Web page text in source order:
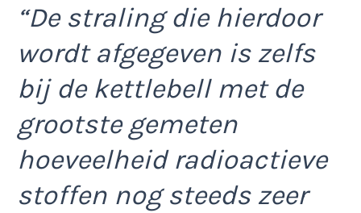
“De straling die hierdoor
wordt afgegeven is zelfs
bij de kettlebell met de
grootste gemeten
hoeveelheid radioactieve
stoffen nog steeds zeer